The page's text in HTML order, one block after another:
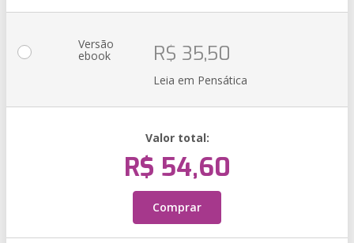
Versão
ebook R$ 35,50
Leia em Pensática
Valor total:
R$ 54,60
Comprar